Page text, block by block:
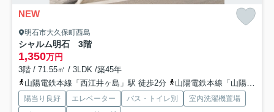
NEW
明石市大久保町西島
シャルム明石 3階
1,350万円
3階 / 71.55㎡ / 3LDK /築45年
山陽電鉄本線「西江井ヶ島」駅 徒歩2分
山陽電鉄本線「山陽魚住」駅 徒歩10分
陽当り良好 エレベーター バス・トイレ別
室内洗濯機置場